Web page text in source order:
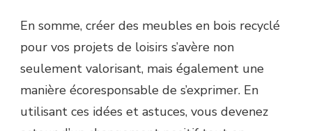
En somme, créer des meubles en bois recyclé
pour vos projets de loisirs s’avère non
seulement valorisant, mais également une
manière écoresponsable de s’exprimer. En
utilisant ces idées et astuces, vous devenez